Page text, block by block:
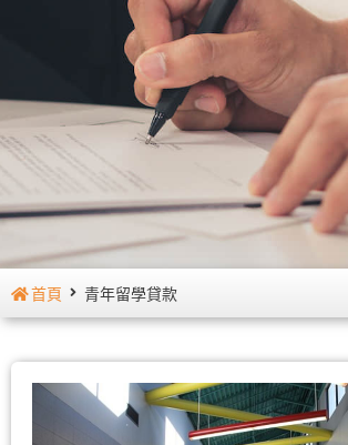
首頁 青年留學貸款